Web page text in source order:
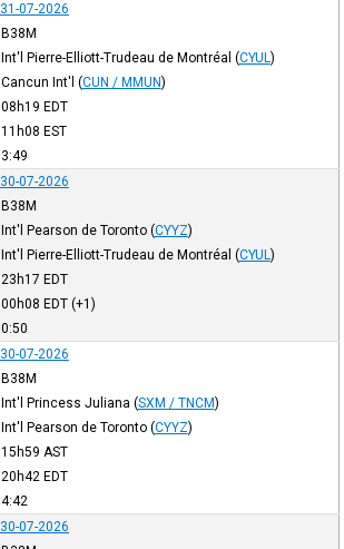
31-07-2026
B38M
Int'l Pierre-Elliott-Trudeau de Montréal (CYUL )
Cancun Int'l (CUN / MMUN)
08h19 EDT
11h08 EST
3:49
30-07-2026
B38M
Int'l Pearson de Toronto (CYYZ)
Int'l Pierre-Elliott-Trudeau de Montréal (CYUL )
23h17 EDT
00h08 EDT(+1)
0:50
30-07-2026
B38M
Int'l Princess Juliana (SXM / TNCM)
Int'l Pearson de Toronto (CYYZ)
15h59 AST
20h42 EDT
4:42
30-07-2026